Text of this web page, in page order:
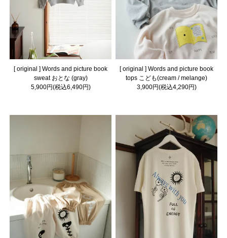
[ original ] Words and picture book
sweat おとな (gray)
5,900円(税込6,490円)
[ original ] Words and picture book
tops こども(cream / melange)
3,900円(税込4,290円)